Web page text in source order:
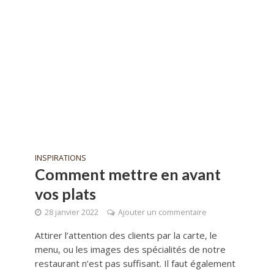
INSPIRATIONS
Comment mettre en avant
vos plats
28 janvier 2022 Ajouter un commentaire
Attirer l’attention des clients par la carte, le
menu, ou les images des spécialités de notre
restaurant n’est pas suffisant. Il faut également